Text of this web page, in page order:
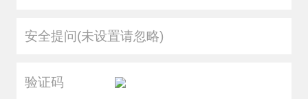
安全提问(未设置请忽略)